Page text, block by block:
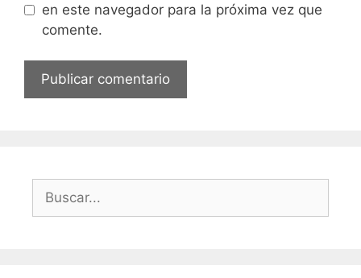
en este navegador para la próxima vez que
comente.
Buscar: